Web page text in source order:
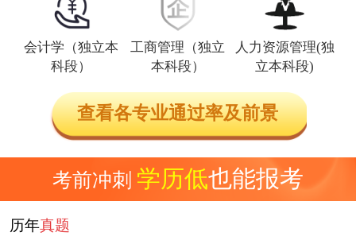
会计学（独立本
科段）
工商管理（独立
本科段）
人力资源管理(独
立本科段)
查看各专业通过率及前景
考前冲刺 学历低也能报考
历年真题